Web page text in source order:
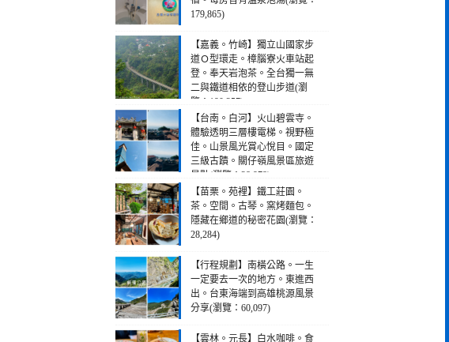
179,865)
【嘉義。竹崎】獨立山國家步
道Ｏ型環走。樟腦寮火車站起
登。奉天岩泡茶。全台獨一無
二與鐵道相依的登山步道(瀏
覽：190,257)
【台南。白河】火山碧雲寺。
體驗透明三層樓電梯。視野極
佳。山景風光賞心悅目。國定
三級古蹟。關仔嶺風景區旅遊
景點(瀏覽：28,978)
【苗栗。苑裡】鐵工莊園。
茶。空間。古琴。窯烤麵包。
隱藏在鄉道的秘密花園(瀏覽：
28,284)
【行程規劃】南橫公路。一生
一定要去一次的地方。東進西
出。台東海端到高雄桃源風景
分享(瀏覽：60,097)
【雲林。元長】白水咖啡。食